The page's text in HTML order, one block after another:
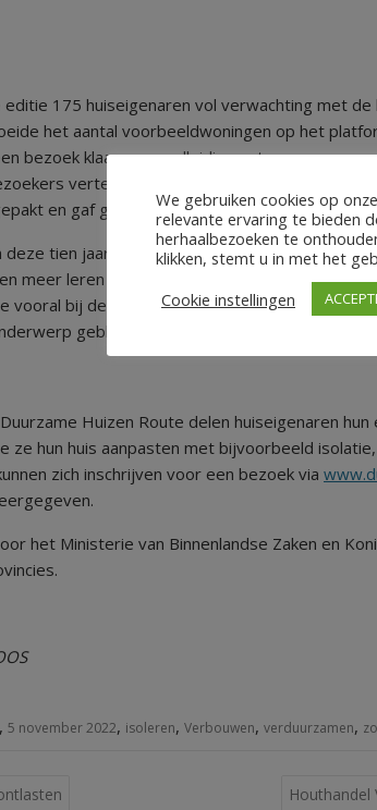
175 huiseigenaren vol verwachting met
het aantal voorbeeldwoningen op het
bezoek klaar om rondleidingen te geven,
vertelt enthousiast: “De huiseigenaar
en gaf goede tips!”
tien jaar geholpen met verschillende
meer leren over pelletkachels, leemstuc en het
vooral bij de warmtepomp, isoleren en
gebleven.
Huizen Route delen huiseigenaren
ze hun huis aanpasten met bijvoorbeeld
zich inschrijven voor een bezoek via
het Ministerie van Binnenlandse Zaken en
, 5 november 2022, isoleren, Verbouwen, verduurzamen,
Houthandel
We gebruiken cookies op
relevante ervaring te bieden
herhaalbezoeken te
klikken, stemt u in met het
Cookie instellingen